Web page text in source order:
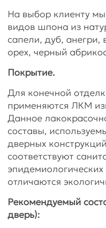
На выбор клиенту
видов шпона из
сапели, дуб, анегри,
орех, черный
Покрытие.
Для конечной
применяются ЛКМ
Данное
составы,
дверных
соответствуют
отличаются
Рекомендуемый
дверь):